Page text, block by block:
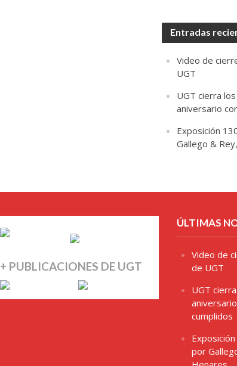
Entradas
Video de
UGT
UGT cierra
aniversario
Exposición
Gallego &
+ PUBLICACIONES DE UGT
ÚLTIMAS
Video de
de UGT
UGT
cumplidos
por